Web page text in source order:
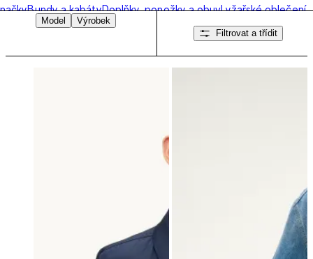
Bundy a kabátyDoplňky, ponožky a obuvLyžařské oblečení
Model
Výrobek
Filtrovat a třídit